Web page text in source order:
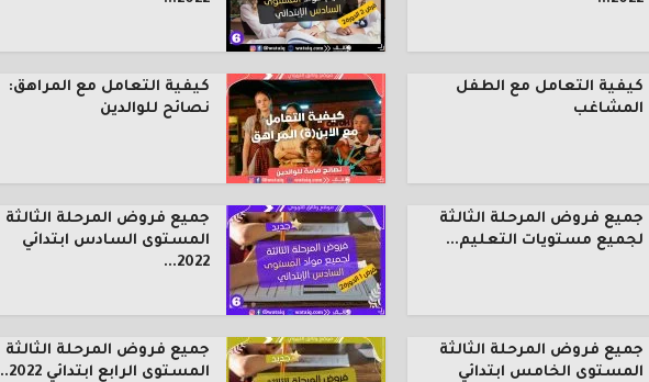
كيفية التعامل مع الطفل
المشاغب
كيفية التعامل مع المراهق:
نصائح للوالدين
جميع فروض المرحلة الثالثة
لجميع مستويات التعليم...
جميع فروض المرحلة الثالثة
المستوى السادس ابتدائي
2022...
جميع فروض المرحلة الثالثة
المستوى الخامس ابتدائي
جميع فروض المرحلة الثالثة
المستوى الرابع ابتدائي 2022...